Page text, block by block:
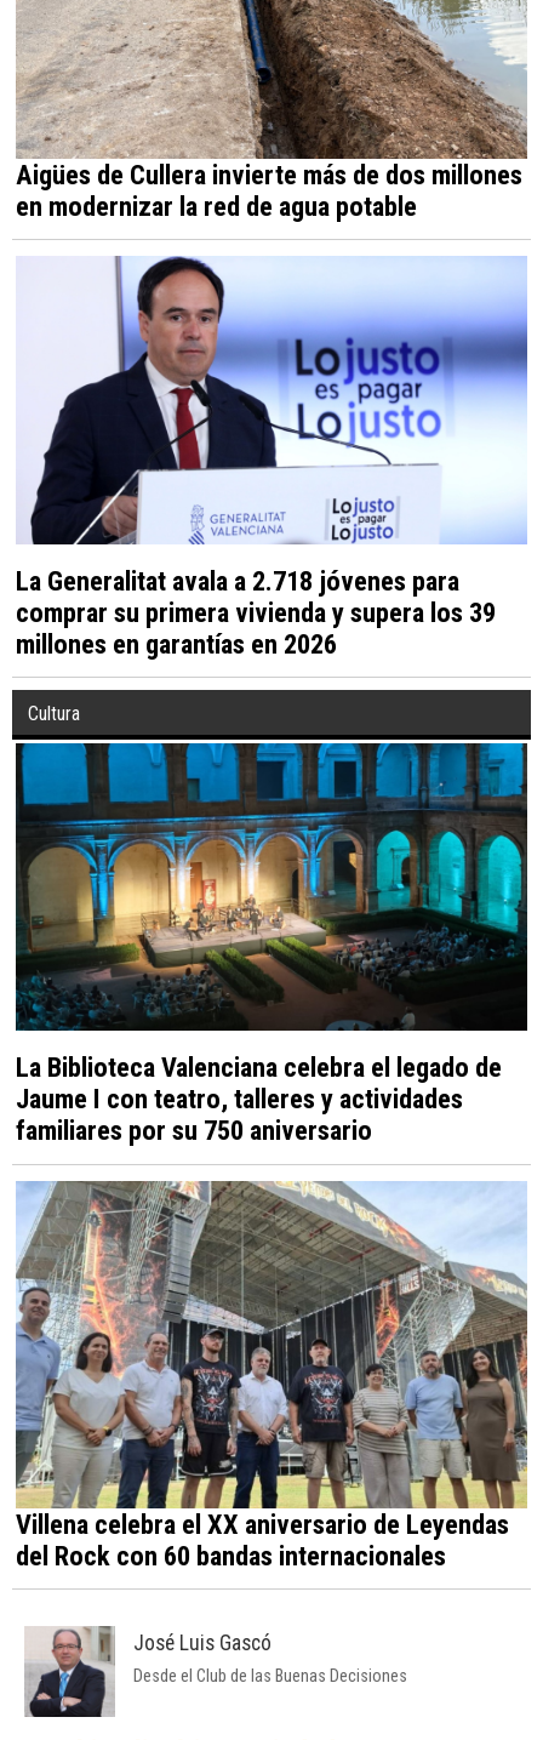
Aigües de Cullera invierte más de dos millones
en modernizar la red de agua potable
La Generalitat avala a 2.718 jóvenes para
comprar su primera vivienda y supera los 39
millones en garantías en 2026
Cultura
La Biblioteca Valenciana celebra el legado de
Jaume I con teatro, talleres y actividades
familiares por su 750 aniversario
Villena celebra el XX aniversario de Leyendas
del Rock con 60 bandas internacionales
José Luis Gascó
Desde el Club de las Buenas Decisiones